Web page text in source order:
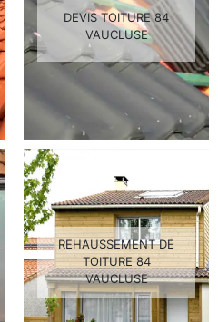
DEVIS TOITURE 84
VAUCLUSE
REHAUSSEMENT DE
TOITURE 84
VAUCLUSE